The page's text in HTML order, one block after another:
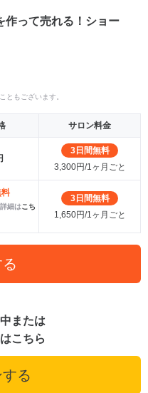
作って売れる！ショー
ともございます。
サロン料金
3日間無料
3,300円/1ヶ月ごと
細はこち
3日間無料
1,650円/1ヶ月ごと
または
こちら
る